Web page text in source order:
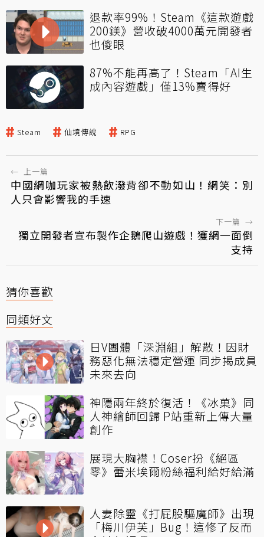
退款率99%！Steam《這款遊戲
200鎂》營收破4000萬元開發者
也傻眼
87%不能再高了！Steam「AI生
成內容遊戲」僅13%賣得好
Steam 仙境傳說 RPG
← 上一篇
中國網咖玩家被熱飲潑背卻不動如山！網笑：別
人只會影響我的手速
下一篇 →
獨立開發者宣布製作企鵝爬山遊戲！獲網一面倒
支持
猜你喜歡
同類好文
日V團體「深淵組」解散！因財
務惡化無法穩定營運 同步揭成員
未來去向
神隱兩年終於復活！《冰菓》同
人神繪師回歸 P站重新上傳大量
創作
展現大胸襟！Coser扮《絕區
零》蕾米埃爾粉絲福利給好給滿
人妻除靈《打屁股驅魔師》出現
「梅川伊芙」Bug！這修了反而